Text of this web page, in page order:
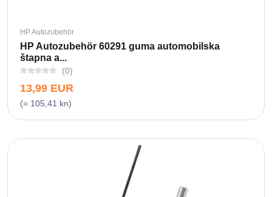
HP Autozubehör
HP Autozubehör 60291 guma automobilska
štapna a...
(0)
13,99 EUR
(= 105,41 kn)